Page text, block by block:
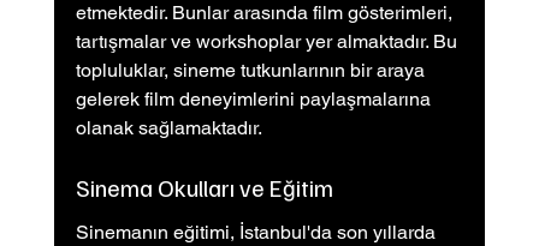
etmektedir. Bunlar arasında film gösterimleri,
tartışmalar ve workshoplar yer almaktadır. Bu
topluluklar, sineme tutkunlarının bir araya
gelerek film deneyimlerini paylaşmalarına
olanak sağlamaktadır.
Sinema Okulları ve Eğitim
Sinemanın eğitimi, İstanbul'da son yıllarda